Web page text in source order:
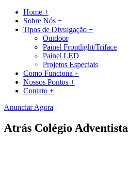
Home +
Sobre Nós +
Tipos de Divulgação +
Outdoor
Painel Frontlight/Triface
Painel LED
Projetos Especiais
Como Funciona +
Nossos Pontos +
Contato +
Anunciar Agora
Atrás Colégio Adventista